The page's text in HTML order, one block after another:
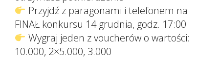
Przyjdź z paragonami i telefonem na
FINAŁ konkursu 14 grudnia, godz. 17:00
Wygraj jeden z voucherów o wartości:
10.000, 2×5.000, 3.000